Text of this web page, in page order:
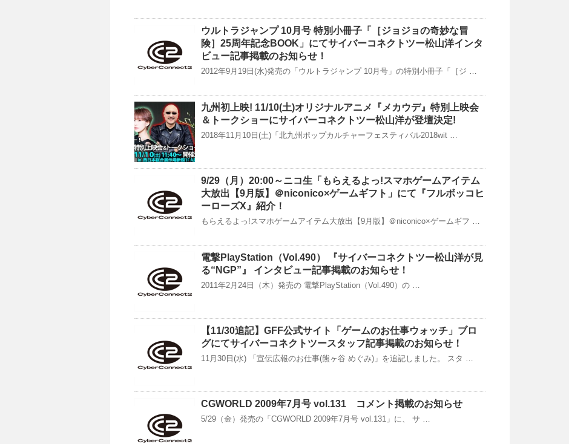
ウルトラジャンプ 10月号 特別小冊子「［ジョジョの奇妙な冒
険］25周年記念BOOK」にてサイバーコネクトツー松山洋インタ
ビュー記事掲載のお知らせ！
2012年9月19日(水)発売の「ウルトラジャンプ 10月号」の特別小冊子「［ジ …
九州初上映! 11/10(土)オリジナルアニメ『メカウデ』特別上映会
＆トークショーにサイバーコネクトツー松山洋が登壇決定!
2018年11月10日(土)「北九州ポップカルチャーフェスティバル2018wit …
9/29（月）20:00～ニコ生「もらえるよっ!スマホゲームアイテム
大放出【9月版】＠niconico×ゲームギフト」にて『フルボッコヒ
ーローズX』紹介！
もらえるよっ!スマホゲームアイテム大放出【9月版】＠niconico×ゲームギフ …
電撃PlayStation（Vol.490） 『サイバーコネクトツー松山洋が見
る“NGP”』 インタビュー記事掲載のお知らせ！
2011年2月24日（木）発売の 電撃PlayStation（Vol.490）の …
【11/30追記】GFF公式サイト「ゲームのお仕事ウォッチ」ブロ
グにてサイバーコネクトツースタッフ記事掲載のお知らせ！
11月30日(水) 「宣伝広報のお仕事(熊ヶ谷 めぐみ)」を追記しました。 スタ …
CGWORLD 2009年7月号 vol.131 コメント掲載のお知らせ
5/29（金）発売の「CGWORLD 2009年7月号 vol.131」に、 サ …